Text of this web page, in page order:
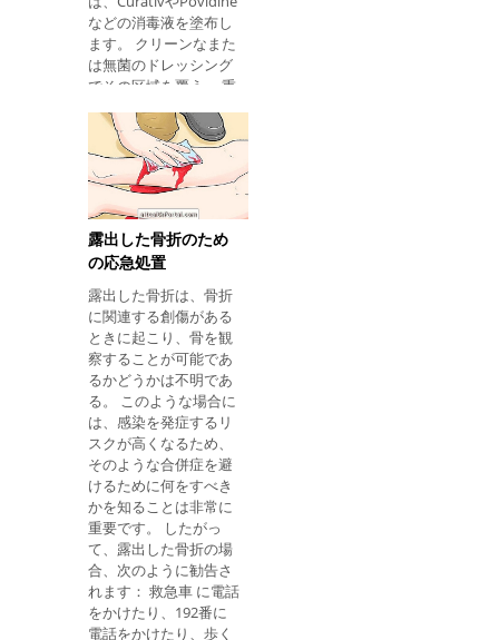
避けて 、犠牲者 を動か
さ ないでください 。
きれいな布、ガーゼ、
またはガーゼで、現場
に軽い圧力がある場合
は 出血を止める 。 救
急車が到着するまで犠
牲者を見て、 彼女が呼
吸していることに注意
してください。 呼吸を
止めたら、マッサージ
を開始してください。
昏睡または喪失などの
可能性のある合併症を
避
などの消毒液を塗布し
ます。 クリーンなまた
は無菌のドレッシング
でその区域を覆う。 重
置 オートバイに乗った
り階段を脱ぐときな
ど、2メートル以上の
重大な落下のための応
急処置は次のとおりで
す。 すぐに救急車に電
話をかけ、番号192に
電話をかける。 犠牲者
が目を覚ましていて、
呼び出されたときに反
応するかどうかを観察
する。 意識がない場合
は、呼吸をチェック
し、呼吸していない場
合は、医学的支援が利
用可能になるまで心臓
マッサージを行いま
す。 マッサージのやり
方は次のとおりです：
心臓マッサージのやり
方; 落下後に起きなけれ
ば犠牲者を移動させな
いでください。 骨折の
場合： 損傷した四肢
を、例えば、ボード、
露出した骨折のため
の応急処置
露出した骨折は、骨折
に関連する創傷がある
ときに起こり、骨を観
察することが可能であ
るかどうかは不明であ
る。 このような場合に
は、感染を発症するリ
スクが高くなるため、
そのような合併症を避
けるために何をすべき
かを知ることは非常に
重要です。 したがっ
て、露出した骨折の場
合、次のように勧告さ
れます： 救急車 に電話
をかけたり、192番に
電話をかけたり、歩く